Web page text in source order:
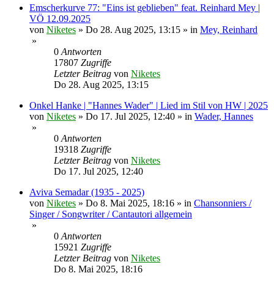
Emscherkurve 77: "Eins ist geblieben" feat. Reinhard Mey |
VÖ 12.09.2025
von Niketes » Do 28. Aug 2025, 13:15 » in Mey, Reinhard
»
0Antworten
17807 Zugriffe
Letzter Beitrag von Niketes
Do 28. Aug 2025, 13:15
Onkel Hanke | "Hannes Wader" | Lied im Stil von HW | 2025
von Niketes » Do 17. Jul 2025, 12:40 » in Wader, Hannes
»
0Antworten
19318 Zugriffe
Letzter Beitrag von Niketes
Do 17. Jul 2025, 12:40
Aviva Semadar (1935 - 2025)
von Niketes » Do 8. Mai 2025, 18:16 » in Chansonniers /
Singer / Songwriter / Cantautori allgemein
»
0Antworten
15921 Zugriffe
Letzter Beitrag von Niketes
Do 8. Mai 2025, 18:16